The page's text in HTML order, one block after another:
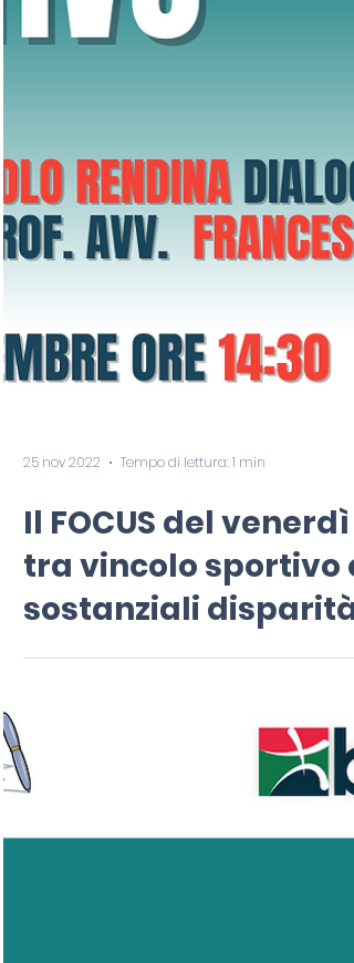
25 nov 2022 Tempo di lettura: 1 min
Il FOCUS del venerdì
tra vincolo sportivo e
sostanziali disparità